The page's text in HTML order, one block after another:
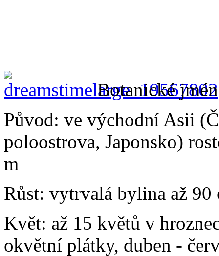
Botanické
Původ: ve východní Asii
poloostrova, Japonsko)
m
Růst: vytrvalá bylina až 90
Květ: až 15 květů v
okvětní plátky, duben -